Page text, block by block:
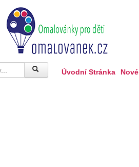
Úvodní Stránka Nové